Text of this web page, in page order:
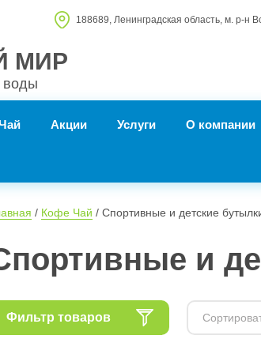
188689, Ленинградская область, м. р-н
МИР
воды
Акции Услуги О компании
/ Кофе Чай / Спортивные и детские
и
Фильтр товаров